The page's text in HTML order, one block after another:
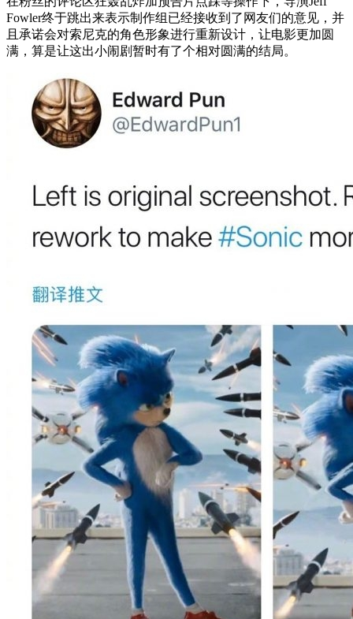
Fowler终于跳出来表示制作组已经接收到了网友们的意见，并
且承诺会对索尼克的角色形象进行重新设计，让电影更加圆
满，算是让这出小闹剧暂时有了个相对圆满的结局。